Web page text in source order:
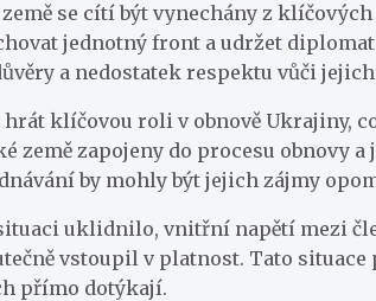
se cítí být vynechány z
jednotný front a udržet
a nedostatek respektu vůči
klíčovou roli v obnově Ukrajiny,
země zapojeny do procesu obnovy
by mohly být jejich zájmy
uklidnilo, vnitřní napětí mezi
vstoupil v platnost. Tato
přímo dotýkají.